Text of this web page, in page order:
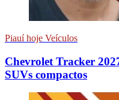
Piauí hoje Veículos
Chevrolet Tracker
SUVs compactos